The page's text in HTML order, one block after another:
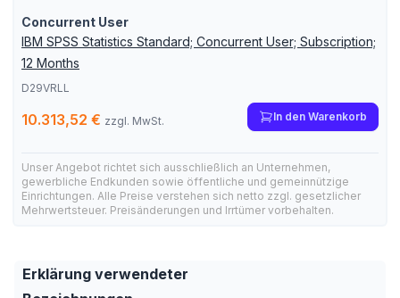
Concurrent User
IBM SPSS Statistics Standard; Concurrent User; Subscription;
12 Months
D29VRLL
10.313,52 € zzgl. MwSt. In den Warenkorb
Unser Angebot richtet sich ausschließlich an Unternehmen,
gewerbliche Endkunden sowie öffentliche und gemeinnützige
Einrichtungen. Alle Preise verstehen sich netto zzgl. gesetzlicher
Mehrwertsteuer. Preisänderungen und Irrtümer vorbehalten.
Erklärung verwendeter